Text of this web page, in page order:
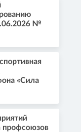
№
«Сила
профсоюзов